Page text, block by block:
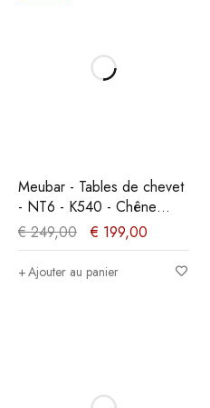
Meubar - Tables de chevet
- NT6 - K540 - Chêne
millénaire clair -
53x68x46cm
€249,00 € 199,00
Ajouter au panier